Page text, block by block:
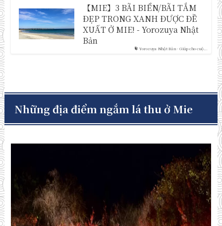
Yorozuya Nhật Bản - Giúp cho cuộ...
【MIE】3 BÃI BIỂN/BÃI TẮM
ĐẸP TRONG XANH ĐƯỢC ĐỀ
XUẤT Ở MIE! - Yorozuya Nhật
Bản
Những địa điểm ngắm lá thu ở Mie